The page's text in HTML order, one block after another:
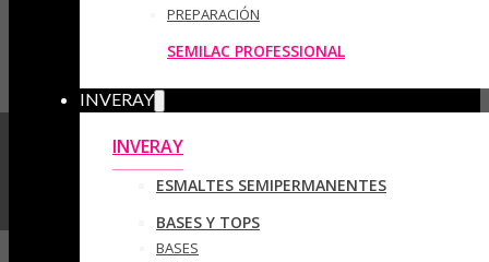
PREPARACIÓN
SEMILAC PROFESSIONAL
INVERAY
INVERAY
ESMALTES SEMIPERMANENTES
BASES Y TOPS
BASES